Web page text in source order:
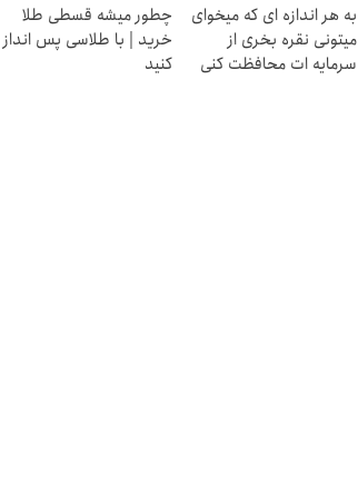
به هر اندازه ای که میخوای
میتونی نقره بخری از
سرمایه ات محافظت کنی
چطور میشه قسطی طلا
خرید | با طلاسی پس انداز
کنید